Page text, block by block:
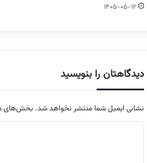
1405-05-12
دیدگاهتان را بنویسید
نشانی ایمیل شما منتشر نخواهد شد. بخش‌های